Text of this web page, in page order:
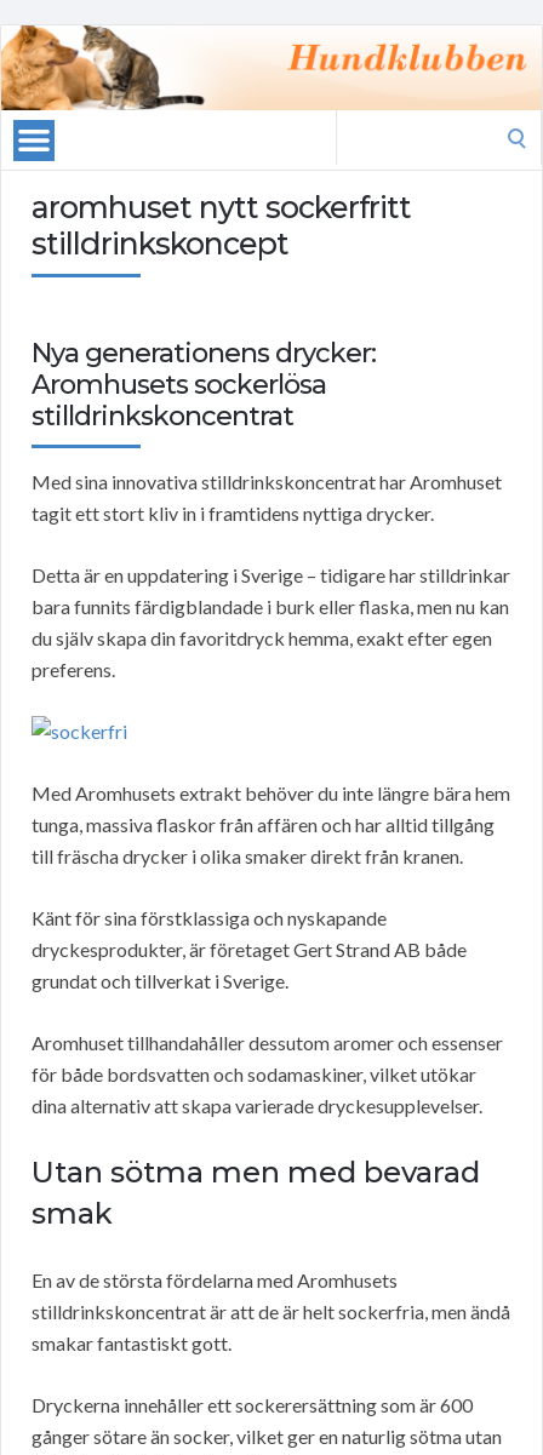
aromhuset nytt sockerfritt
stilldrinkskoncept
Nya generationens drycker:
Aromhusets sockerlösa
stilldrinkskoncentrat
Med sina innovativa stilldrinkskoncentrat har Aromhuset
tagit ett stort kliv in i framtidens nyttiga drycker.
Detta är en uppdatering i Sverige – tidigare har stilldrinkar
bara funnits färdigblandade i burk eller flaska, men nu kan
du själv skapa din favoritdryck hemma, exakt efter egen
preferens.
Med Aromhusets extrakt behöver du inte längre bära hem
tunga, massiva flaskor från affären och har alltid tillgång
till fräscha drycker i olika smaker direkt från kranen.
Känt för sina förstklassiga och nyskapande
dryckesprodukter, är företaget Gert Strand AB både
grundat och tillverkat i Sverige.
Aromhuset tillhandahåller dessutom aromer och essenser
för både bordsvatten och sodamaskiner, vilket utökar
dina alternativ att skapa varierade dryckesupplevelser.
Utan sötma men med bevarad
smak
En av de största fördelarna med Aromhusets
stilldrinkskoncentrat är att de är helt sockerfria, men ändå
smakar fantastiskt gott.
Dryckerna innehåller ett sockerersättning som är 600
gånger sötare än socker, vilket ger en naturlig sötma utan